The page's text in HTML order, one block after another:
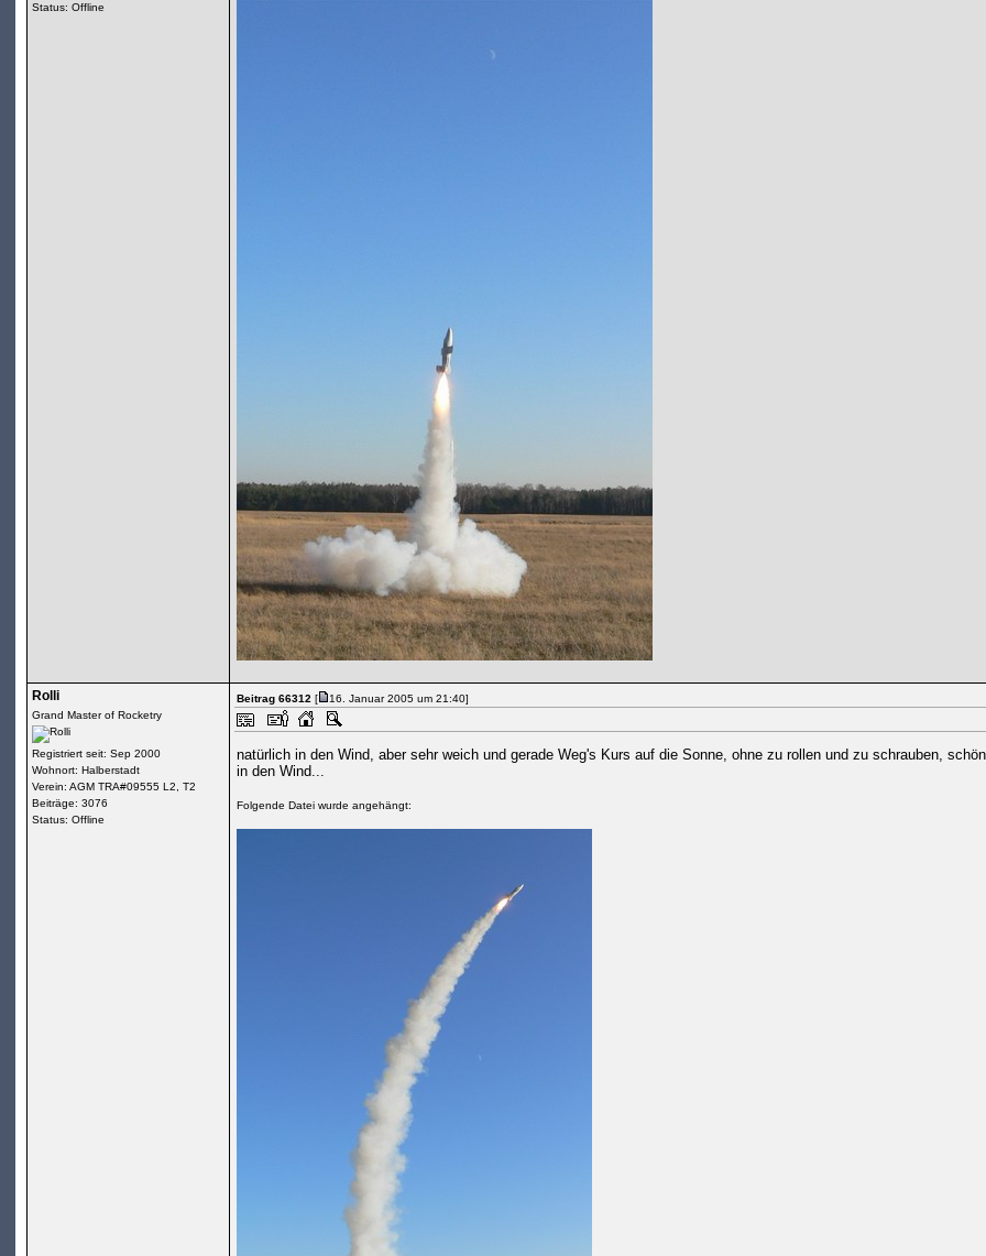
Status: Offline
Rolli
Grand Master of Rocketry
Registriert seit: Sep 2000
Wohnort: Halberstadt
Verein: AGM TRA#09555 L2, T2
Beiträge: 3076
Status: Offline
Beitrag 66312[
16. Januar 2005 um 21:40]
natürlich in den Wind, aber sehr weich und gerade Weg's Kurs auf die Sonne, ohne zu rollen und zu schrauben,
in den Wind...
Folgende Datei wurde angehängt: